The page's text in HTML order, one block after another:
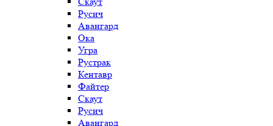
Русич
Авангард
Ока
Угра
Рустрак
Кентавр
Файтер
Скаут
Русич
Авангард